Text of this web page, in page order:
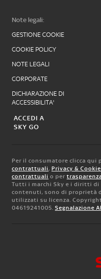
Note legali:
GESTIONE COOKIE
COOKIE POLICY
NOTE LEGALI
CORPORATE
DICHIARAZIONE DI
ACCESSIBILITA'
ACCEDI A
SKY GO
Per il consumatore clicca qui
contrattuali, Privacy &
contrattuali o per
Tutti i marchi Sky e i diritti
contenuti, sono di proprietà
utilizzati su licenza.
04619241005. Segnalazione